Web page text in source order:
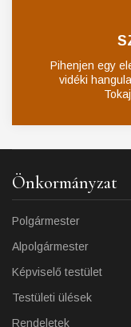
Pihenjen egy
vidéki
Önkormányzat
Polgármester
Alpolgármester
Képviselő testület
Testületi ülések
Rendeletek